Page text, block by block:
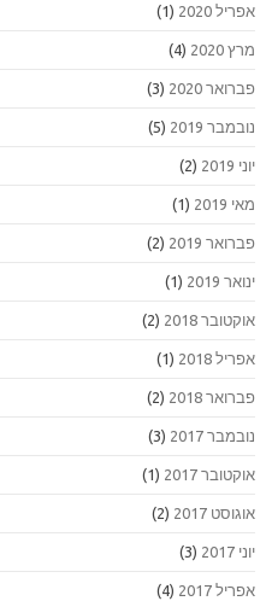
אפריל 2020 (1)
מרץ 2020 (4)
פברואר 2020 (3)
נובמבר 2019 (5)
יוני 2019 (2)
מאי 2019 (1)
פברואר 2019 (2)
ינואר 2019 (1)
אוקטובר 2018 (2)
אפריל 2018 (1)
פברואר 2018 (2)
נובמבר 2017 (3)
אוקטובר 2017 (1)
אוגוסט 2017 (2)
יוני 2017 (3)
אפריל 2017 (4)